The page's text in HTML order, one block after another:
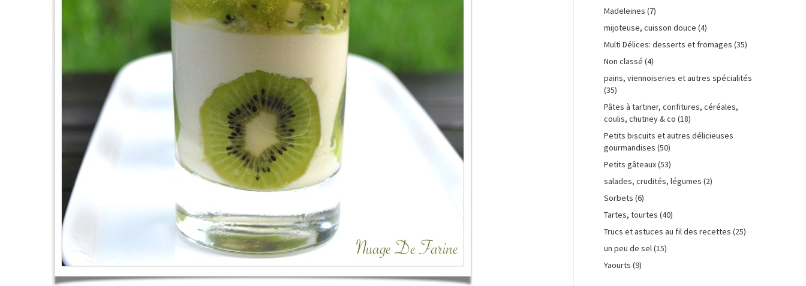
Madeleines (7)
mijoteuse, cuisson douce (4)
Multi Délices: desserts et fromages (35)
Non classé (4)
pains, viennoiseries et autres spécialités
(35)
Pâtes à tartiner, confitures, céréales,
coulis, chutney & co (18)
Petits biscuits et autres délicieuses
gourmandises (50)
Petits gâteaux(53)
salades, crudités, légumes (2)
Sorbets (6)
Tartes, tourtes (40)
Trucs et astuces au fil des recettes (25)
un peu de sel(15)
Yaourts (9)